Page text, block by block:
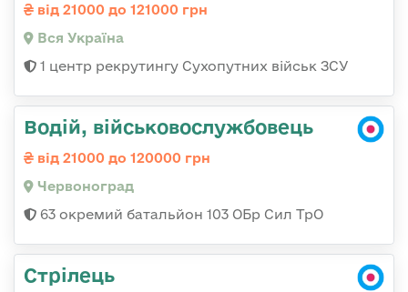
від 21000 до 121000 грн
Вся Україна
1 центр рекрутингу Сухопутних військ ЗСУ
Водій, військовослужбовець
від 21000 до 120000 грн
Червоноград
63 окремий батальйон 103 ОБр Сил ТрО
Стрілець